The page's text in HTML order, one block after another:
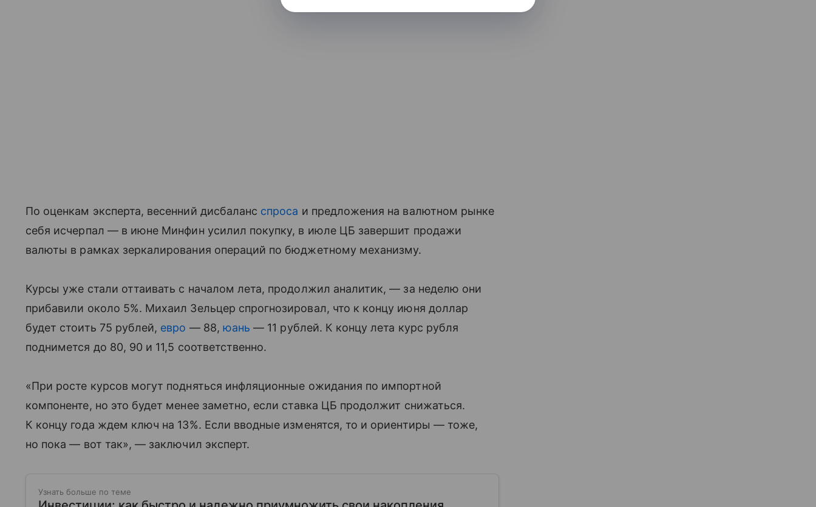
По оценкам эксперта, весенний дисбаланс спроса и предложения на валютном рынке
себя исчерпал — в июне Минфин усилил покупку, в июле ЦБ завершит продажи
валюты в рамках зеркалирования операций по бюджетному механизму.
Курсы уже стали оттаивать с началом лета, продолжил аналитик, — за неделю они
прибавили около 5%. Михаил Зельцер спрогнозировал, что к концу июня доллар
будет стоить 75 рублей, евро — 88, юань — 11 рублей. К концу лета курс рубля
поднимется до 80, 90 и 11,5 соответственно.
«При росте курсов могут подняться инфляционные ожидания по импортной
компоненте, но это будет менее заметно, если ставка ЦБ продолжит снижаться.
К концу года ждем ключ на 13%. Если вводные изменятся, то и ориентиры — тоже,
но пока — вот так», — заключил эксперт.
Узнать больше по теме